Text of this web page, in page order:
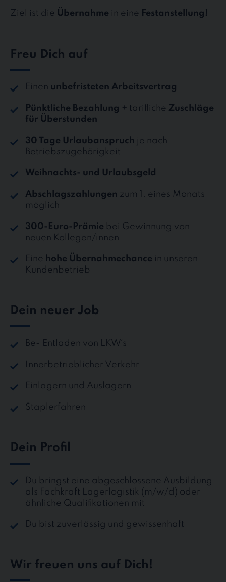
Ziel ist die Übernahme in eine Festanstellung!
Freu Dich auf
Einen unbefristeten Arbeitsvertrag
Pünktliche Bezahlung + tarifliche Zuschläge
für Überstunden
30 Tage Urlaubanspruch je nach
Betriebszugehörigkeit
Weihnachts- und Urlaubsgeld
Abschlagszahlungen zum 1. eines Monats
möglich
300-Euro-Prämie bei Gewinnung von
neuen Kollegen/innen
Eine hohe Übernahmechance in unseren
Kundenbetrieb
Dein neuer Job
Be- Entladen von LKW´s
Innerbetrieblicher Verkehr
Einlagern und Auslagern
Staplerfahren
Dein Profil
Du bringst eine abgeschlossene Ausbildung
als Fachkraft Lagerlogistik (m/w/d) oder
ähnliche Qualifikationen mit
Du bist zuverlässig und gewissenhaft
Wir freuen uns auf Dich!